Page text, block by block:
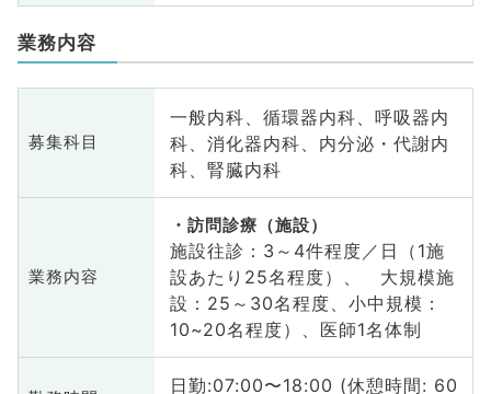
業務内容
募集科目
一般内科、循環器内科、呼吸器内
科、消化器内科、内分泌・代謝内
科、腎臓内科
業務内容
訪問診療（施設）
施設往診：3～4件程度／日（1施
設あたり25名程度）、 大規模施
設：25～30名程度、小中規模：
10~20名程度）、医師1名体制
日勤:07:00〜18:00 (休憩時間: 60